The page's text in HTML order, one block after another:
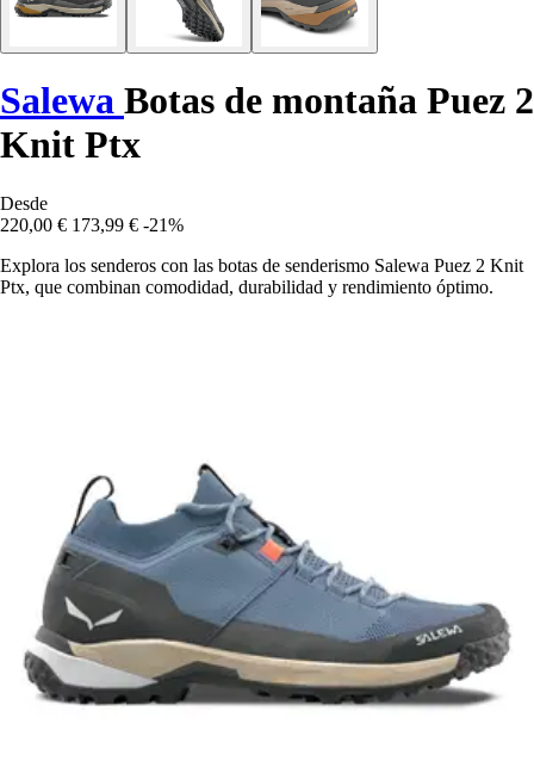
Salewa Botas de montaña Puez 2
Knit Ptx
Desde
220,00 € 173,99 € -21%
Explora los senderos con las botas de senderismo Salewa Puez 2 Knit
Ptx, que combinan comodidad, durabilidad y rendimiento óptimo.